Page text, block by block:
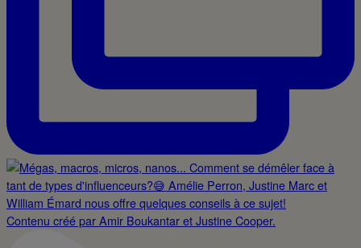
Contenu créé par Amir Boukantar et Justine Cooper.